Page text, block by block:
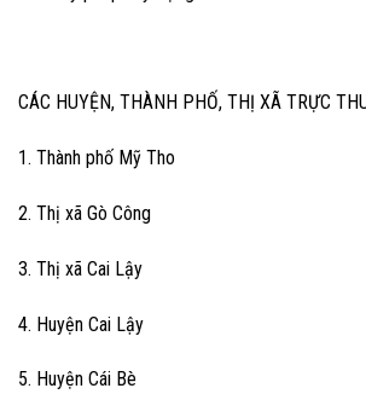
CÁC HUYỆN, THÀNH PHỐ, THỊ XÃ TRỰC
1. Thành phố Mỹ Tho
2. Thị xã Gò Công
3. Thị xã Cai Lậy
4. Huyện Cai Lậy
5. Huyện Cái Bè